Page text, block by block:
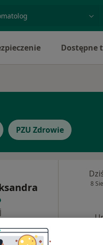
Dostępne
PZU Zdrowie
8 Sie